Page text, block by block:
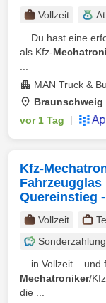
Vollzeit
... Du hast eine
als Kfz-
MAN Truck &
Braunschweig
vor 1 Tag
Kfz-
Quereinstieg
Vollzeit
Sonderzahlung
... in Vollzeit –
Mechatroniker/
die ...